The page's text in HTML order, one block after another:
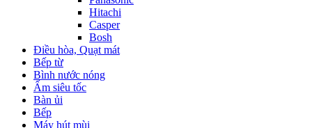
Hitachi
Casper
Bosh
Điều hòa, Quạt mát
Bếp từ
Bình nước nóng
Ấm siêu tốc
Bàn ủi
Bếp
Máy hút mùi